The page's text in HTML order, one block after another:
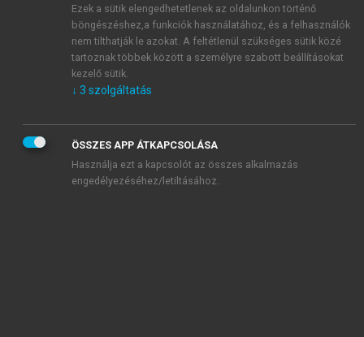
veszem és elfogadom.
Általános vásárlási feltételeket, valamint a szotar.netés a
mersz.huoldalak licencszerződéseiben foglaltakat
tudomásul veszem és elfogadom.
KIPRÓBÁLOM
Ezek a sütik elengedhetetlenek az oldalunkon történő
böngészéshez,a funkciók használatához, és a felhasználók
nem tilthatják le azokat. A feltétlenül szükséges sütik közé
tartoznak többek között a személyre szabott beállításokat
kezelő sütik.
↓ 3 szolgáltatás
ÖSSZES APP ÁTKAPCSOLÁSA
Használja ezt a kapcsolót az összes alkalmazás
engedélyezéséhez/letiltásához.